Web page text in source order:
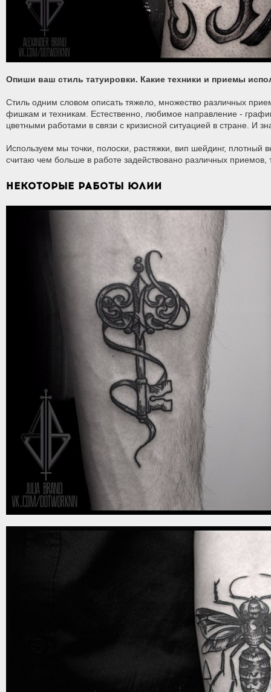
Опиши ваш стиль татуировки. Какие техники и приемы
Стиль одним словом описать тяжело, множество различных
фишкам и техникам. Естественно, любимое направление -
цветными работами в связи с кризисной ситуацией в стране. И
Используем мы точки, полоски, растяжки, вип шейдинг,
считаю чем больше в работе задействовано различных приемов,
НЕКОТОРЫЕ РАБОТЫ ЮЛИИ